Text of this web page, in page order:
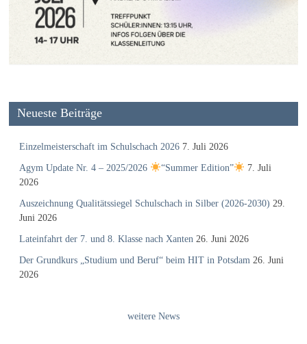
Neueste Beiträge
Einzelmeisterschaft im Schulschach 2026 7. Juli 2026
Agym Update Nr. 4 – 2025/2026 “Summer Edition”
7. Juli
2026
Auszeichnung Qualitätssiegel Schulschach in Silber (2026-2030) 29.
Juni 2026
Lateinfahrt der 7. und 8. Klasse nach Xanten 26. Juni 2026
Der Grundkurs „Studium und Beruf“ beim HIT in Potsdam 26. Juni
2026
weitere News